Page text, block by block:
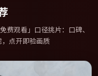
费观看」口径挑片：口碑、
点开即验画质